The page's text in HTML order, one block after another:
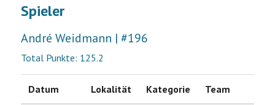
Spieler
André Weidmann | #196
Total Punkte: 125.2
Datum Lokalität Kategorie Team